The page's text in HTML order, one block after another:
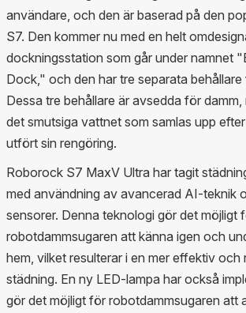
användare, och den är baserad på den
S7. Den kommer nu med en helt
dockningsstation som går under namnet
Dock," och den har tre separata
Dessa tre behållare är avsedda för
det smutsiga vattnet som samlas upp
utfört sin rengöring.
Roborock S7 MaxV Ultra har tagit
med användning av avancerad AI-teknik
sensorer. Denna teknologi gör det möjligt
robotdammsugaren att känna igen och
hem, vilket resulterar i en mer effektiv och
städning. En ny LED-lampa har också
gör det möjligt för robotdammsugaren att